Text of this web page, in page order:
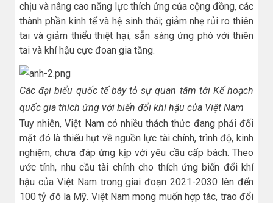
chịu và nâng cao năng lực thích ứng của cộng đồng, các
thành phần kinh tế và hệ sinh thái; giảm nhẹ rủi ro thiên
tai và giảm thiểu thiệt hại, sẵn sàng ứng phó với thiên
tai và khí hậu cực đoan gia tăng.
Các đại biểu quốc tế bày tỏ sự quan tâm tới Kế hoạch
quốc gia thích ứng với biến đổi khí hậu của Việt Nam
Tuy nhiên, Việt Nam có nhiều thách thức đang phải đối
mặt đó là thiếu hụt về nguồn lực tài chính, trình độ, kinh
nghiệm, chưa đáp ứng kịp với yêu cầu cấp bách. Theo
ước tính, nhu cầu tài chính cho thích ứng biến đổi khí
hậu của Việt Nam trong giai đoạn 2021-2030 lên đến
100 tỷ đô la Mỹ. Việt Nam mong muốn hợp tác, trao đổi